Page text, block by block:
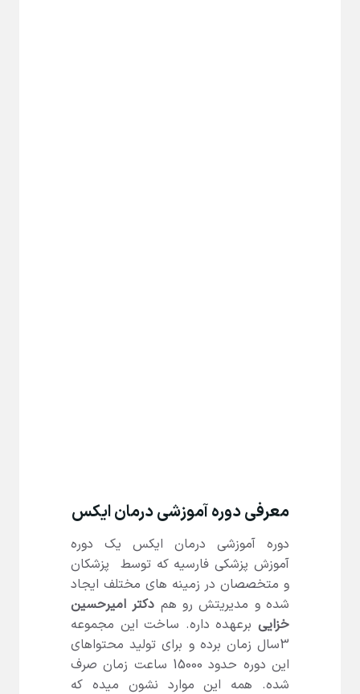
معرفی دوره آموزشی درمان ایکس
دوره آموزشی درمان ایکس یک دوره
آموزش پزشکی فارسیه که توسط پزشکان
و متخصصان در زمینه های مختلف ایجاد
شده و مدیریتش رو هم دکتر امیرحسین
خزایی برعهده داره. ساخت این مجموعه
3سال زمان برده و برای تولید محتواهای
این دوره حدود 15000 ساعت زمان صرف
شده. همه این موارد نشون میده که